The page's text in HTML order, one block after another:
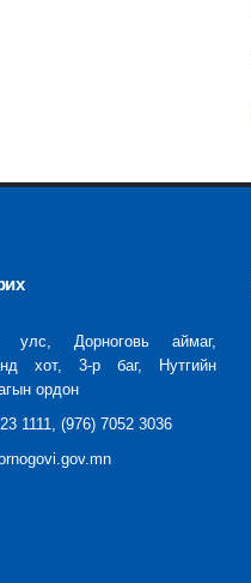
улс, Дорноговь аймаг,
хот, 3-р баг, Нутгийн
ордон
1111, (976) 7052 3036